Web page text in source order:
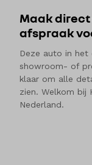
Maak
afspraak
Deze auto in het
showroom- of
klaar om alle
zien. Welkom bij
Nederland.